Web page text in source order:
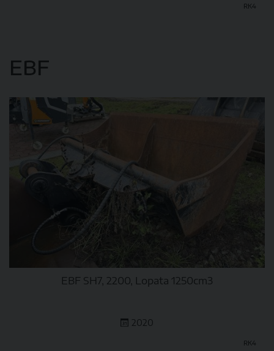
RK4
EBF
EBF SH7, 2200, Lopata 1250cm3
2020
RK4